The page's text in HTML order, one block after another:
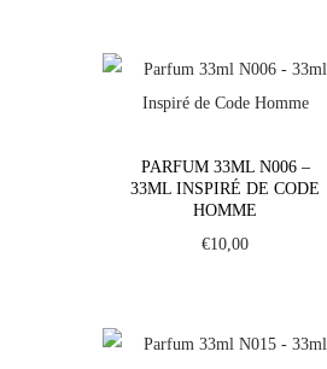
PARFUM 33ML N006 –
33ML INSPIRÉ DE CODE
HOMME
€10,00